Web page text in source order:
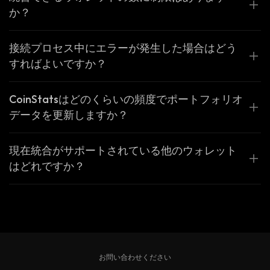
か？
接続プロセス中にエラーが発生した場合はどう
すればよいですか？
CoinStatsはどのくらいの頻度でポートフォリオ
データを更新しますか？
現在統合がサポートされている他のウォレット
はどれですか？
お問い合わせください